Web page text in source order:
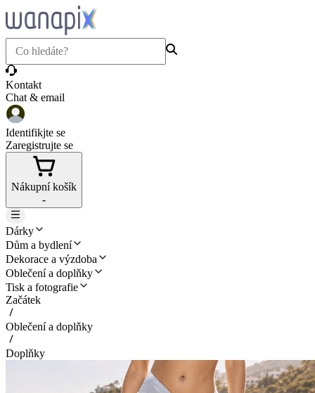
Kontakt
Chat & email
Identifikjte se
Zaregistrujte se
Nákupní košík
-
Dárky
Dům a bydlení
Dekorace a výzdoba
Oblečení a doplňky
Tisk a fotografie
Začátek
Oblečení a doplňky
Doplňky